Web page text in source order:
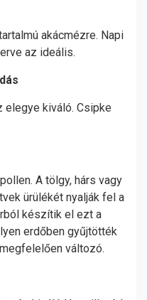
akácmézre. Napi
az ideális.
elegye kiváló. Csipke
A tölgy, hárs vagy
ürülékét nyalják fel a
készítik el ezt a
erdőben gyűjtötték
változó.